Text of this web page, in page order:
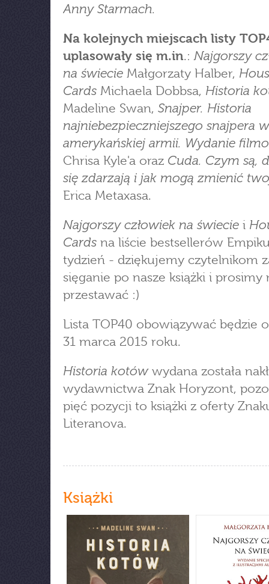
Anny Starmach.
Na kolejnych miejscach listy
uplasowały się m.in.:Najgorszy
na świecie Małgorzaty Halber,
Cards Michaela Dobbsa, Historia
Madeline Swan, Snajper. Historia
najniebezpieczniejszego snajpera
amerykańskiej armii. Wydanie
Chrisa Kyle'a oraz Cuda. Czym są,
się zdarzają i jak mogą zmienić
Erica Metaxasa.
Najgorszy człowiek na świecie i
Cards na liście bestsellerów
tydzień - dziękujemy czytelnikom
sięganie po nasze książki i prosimy
przestawać :)
Lista TOP40 obowiązywać będzie
31 marca 2015 roku.
Historia kotówwydana została
wydawnictwa Znak Horyzont,
pięć pozycji to książki z oferty
Literanova.
Książki